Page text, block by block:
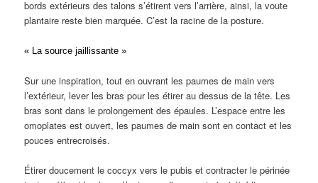
bords extérieurs des talons s’étirent vers l’arrière, ainsi, la voute
plantaire reste bien marquée. C’est la racine de la posture.
« La source jaillissante »
Sur une inspiration, tout en ouvrant les paumes de main vers
l’extérieur, lever les bras pour les étirer au dessus de la tête. Les
bras sont dans le prolongement des épaules. L’espace entre les
omoplates est ouvert, les paumes de main sont en contact et les
pouces entrecroisés.
Étirer doucement le coccyx vers le pubis et contracter le périnée